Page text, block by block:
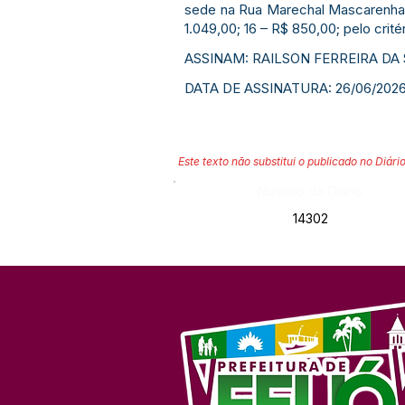
sede na Rua Marechal
1.049,00; 16 – R$ 850,00; pelo
ASSINAM: RAILSON FERREIRA
DATA DE ASSINATURA: 26/06/
Este texto não substitui o publicado no
14302